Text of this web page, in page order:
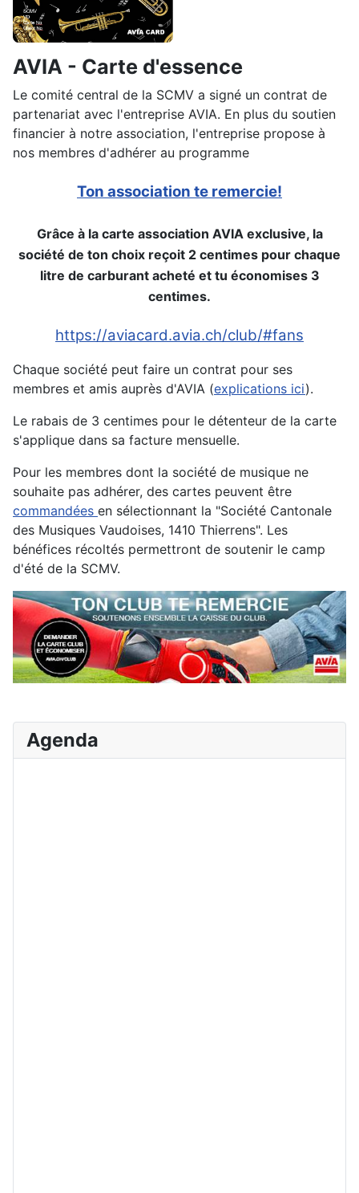
AVIA - Carte d'essence
Le comité central de la SCMV a signé un contrat de
partenariat avec l'entreprise AVIA. En plus du soutien
financier à notre association, l'entreprise propose à
nos membres d'adhérer au programme
Ton association te remercie!
Grâce à la carte association AVIA exclusive, la
société de ton choix reçoit 2 centimes pour chaque
litre de carburant acheté et tu économises 3
centimes.
https://aviacard.avia.ch/club/#fans
Chaque société peut faire un contrat pour ses
membres et amis auprès d'AVIA (explications ici).
Le rabais de 3 centimes pour le détenteur de la carte
s'applique dans sa facture mensuelle.
Pour les membres dont la société de musique ne
souhaite pas adhérer, des cartes peuvent être
commandées en sélectionnant la "Société Cantonale
des Musiques Vaudoises, 1410 Thierrens". Les
bénéfices récoltés permettront de soutenir le camp
d'été de la SCMV.
Agenda